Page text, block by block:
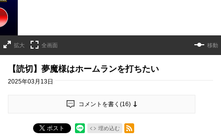
拡大 全画面 移動
【読切】夢魔様はホームランを打ちたい
2025年03月13日
コメントを書く(16)
ポスト 埋め込む
RSSフィード